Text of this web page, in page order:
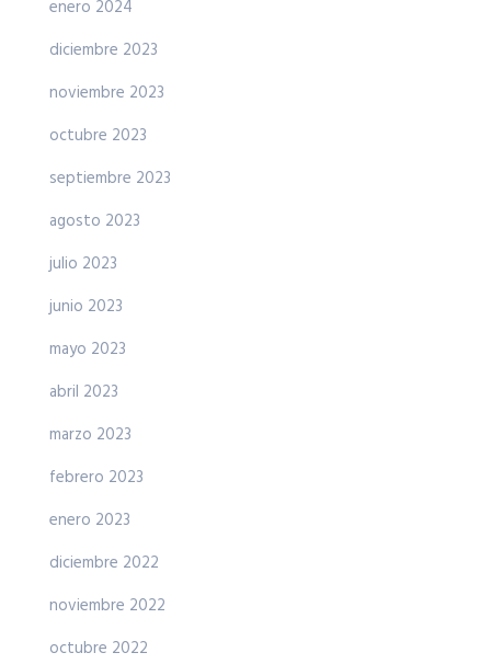
enero 2024
diciembre 2023
noviembre 2023
octubre 2023
septiembre 2023
agosto 2023
julio 2023
junio 2023
mayo 2023
abril 2023
marzo 2023
febrero 2023
enero 2023
diciembre 2022
noviembre 2022
octubre 2022